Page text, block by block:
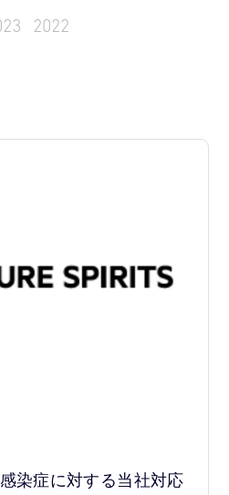
2022
染症に対する当社対応